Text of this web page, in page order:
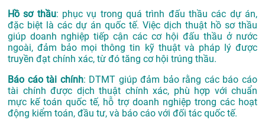
Hồ sơ thầu: phục vụ trong quá trình đấu thầu các dự án,
đặc biệt là các dự án quốc tế. Việc dịch thuật hồ sơ thầu
giúp doanh nghiệp tiếp cận các cơ hội đấu thầu ở nước
ngoài, đảm bảo mọi thông tin kỹ thuật và pháp lý được
truyền đạt chính xác, từ đó tăng cơ hội trúng thầu.
Báo cáo tài chính: DTMT giúp đảm bảo rằng các báo cáo
tài chính được dịch thuật chính xác, phù hợp với chuẩn
mực kế toán quốc tế, hỗ trợ doanh nghiệp trong các hoạt
động kiểm toán, đầu tư, và báo cáo với đối tác quốc tế.